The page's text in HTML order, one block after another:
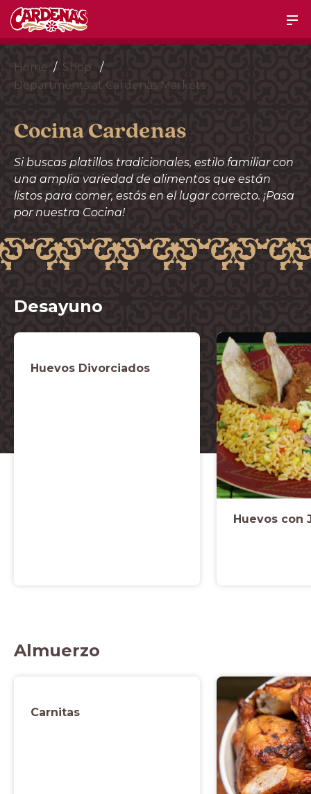
Home
Shop
Departments at Cardenas Markets
Cocina Cardenas
Si buscas platillos tradicionales, estilo familiar con
una amplia variedad de alimentos que están
listos para comer, estás en el lugar correcto. ¡Pasa
por nuestra Cocina!
Desayuno
Huevos Divorciados
Huevos con
Almuerzo
Carnitas